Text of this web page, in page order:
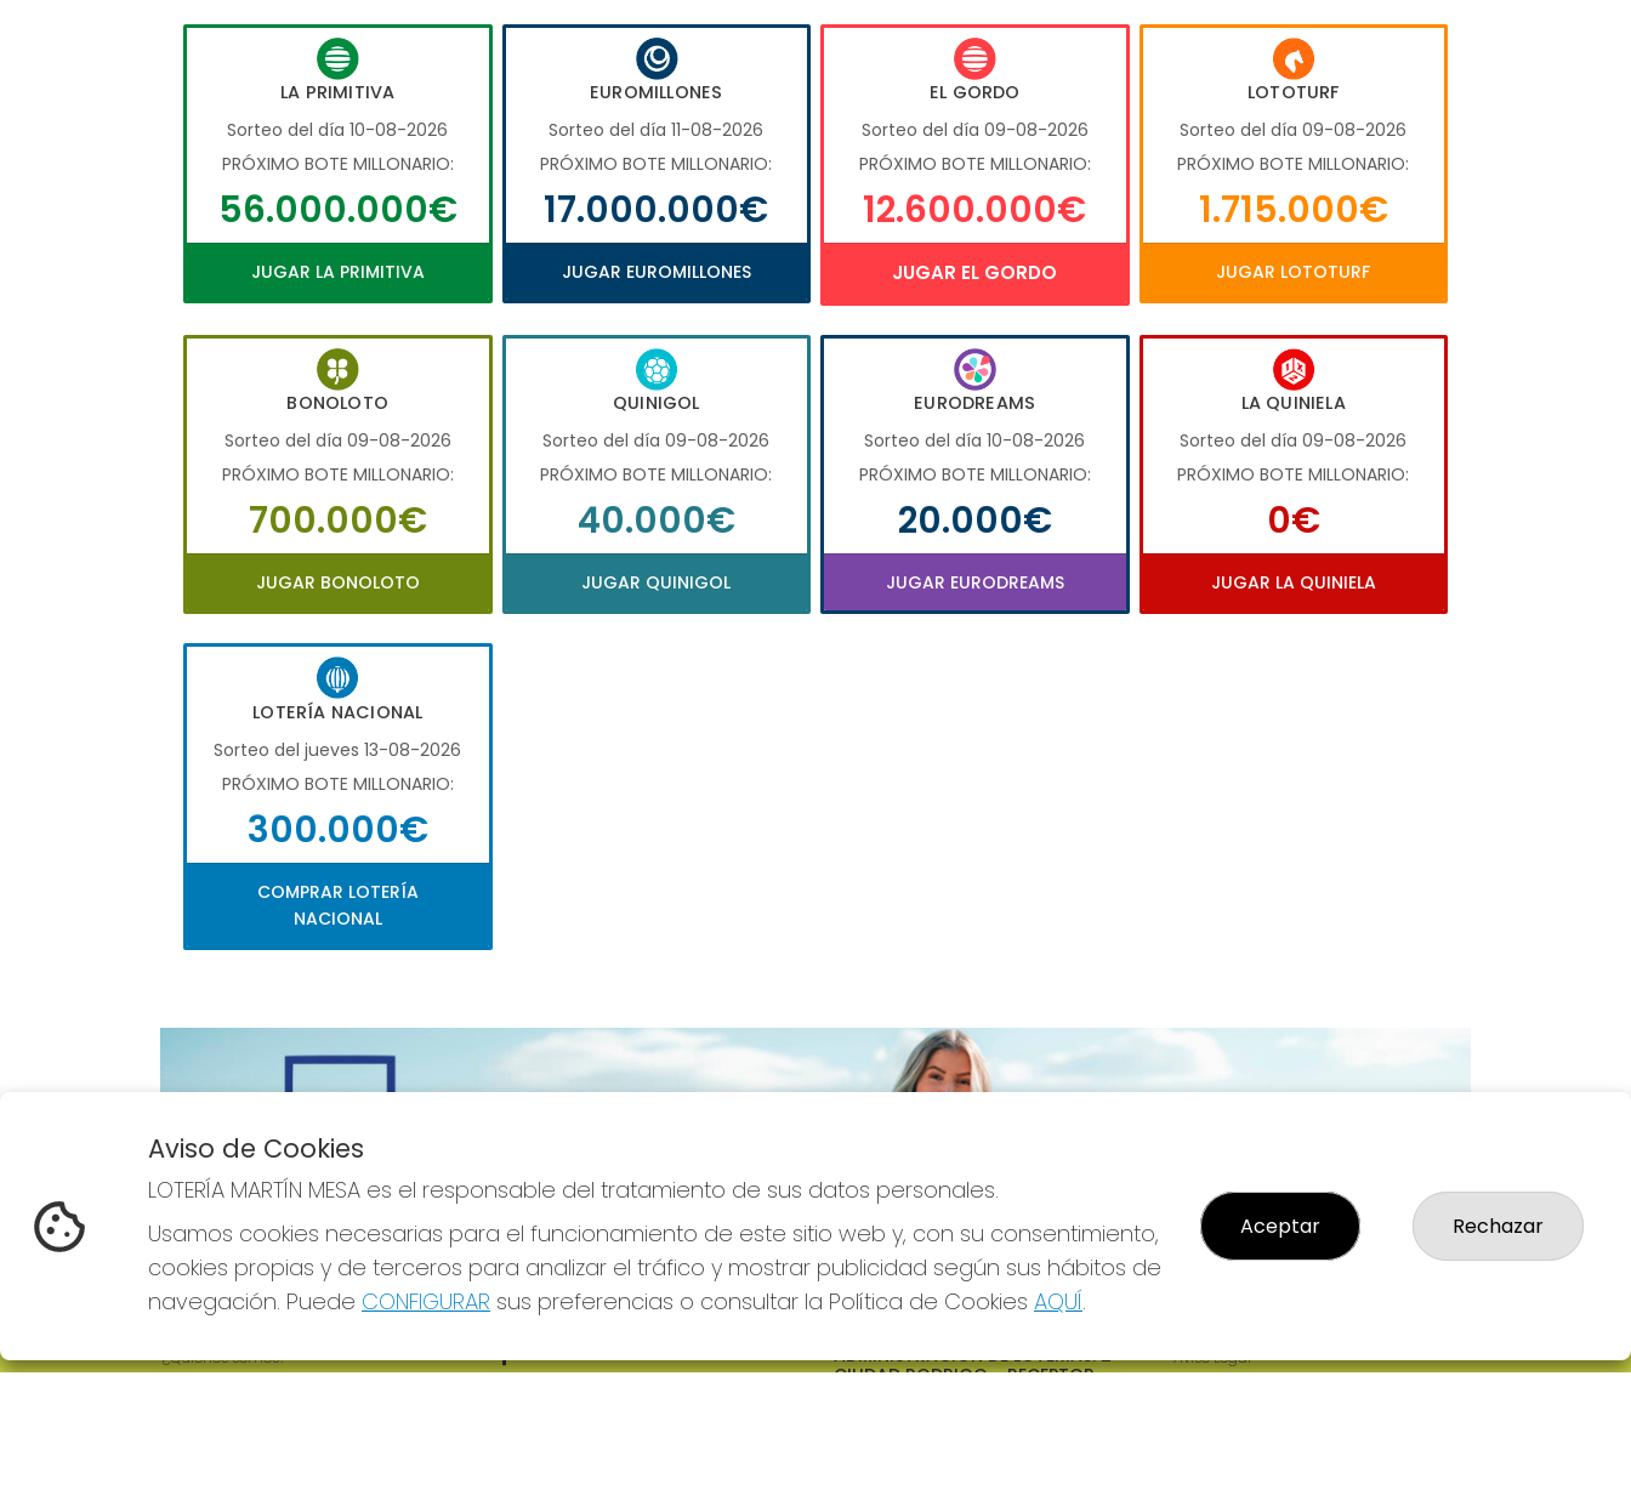
LA PRIMITIVA
Sorteo del día 10-08-2026
PRÓXIMO BOTE MILLONARIO:
56.000.000€
JUGAR LA PRIMITIVA
EUROMILLONES
Sorteo del día 11-08-2026
PRÓXIMO BOTE MILLONARIO:
17.000.000€
JUGAR EUROMILLONES
EL GORDO
Sorteo del día 09-08-2026
PRÓXIMO BOTE MILLONARIO:
12.600.000€
JUGAR EL GORDO
LOTOTURF
Sorteo del día 09-08-2026
PRÓXIMO BOTE MILLONARIO:
1.715.000€
JUGAR LOTOTURF
BONOLOTO
Sorteo del día 09-08-2026
PRÓXIMO BOTE MILLONARIO:
700.000€
JUGAR BONOLOTO
QUINIGOL
Sorteo del día 09-08-2026
PRÓXIMO BOTE MILLONARIO:
40.000€
JUGAR QUINIGOL
EURODREAMS
Sorteo del día 10-08-2026
PRÓXIMO BOTE MILLONARIO:
20.000€
JUGAR EURODREAMS
LA QUINIELA
Sorteo del día 09-08-2026
PRÓXIMO BOTE MILLONARIO:
0€
JUGAR LA QUINIELA
LOTERÍA NACIONAL
Sorteo del jueves 13-08-2026
PRÓXIMO BOTE MILLONARIO:
300.000€
COMPRAR LOTERÍA
NACIONAL
Imagen anterior
LOTERÍA MARTÍN MESA
¿Quiénes somos?
REDES SOCIALES
ADMINISTRACION DE LOTERIAS: 2-
CIUDAD RODRIGO - RECEPTOR
Aviso Legal
Aviso de Cookies
LOTERÍA MARTÍN MESA es el responsable del tratamiento de sus datos personales.
Usamos cookies necesarias para el funcionamiento de este sitio web y, con su consentimiento,
cookies propias y de terceros para analizar el tráfico y mostrar publicidad según sus hábitos de
navegación. Puede CONFIGURAR sus preferencias o consultar la Política de Cookies AQUÍ.
Aceptar Rechazar